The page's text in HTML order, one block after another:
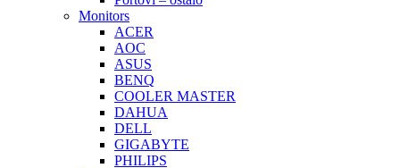
Monitors
ACER
AOC
ASUS
BENQ
COOLER MASTER
DAHUA
DELL
GIGABYTE
PHILIPS